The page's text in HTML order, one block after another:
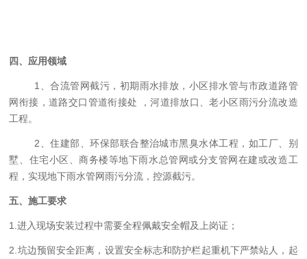
四、应用领域
1、合流管网截污，初期雨水排放，小区排水管与市政道路管
网衔接，道路交口管道衔接处 ，河道排放口、老小区雨污分流改造
工程。
2、住建部、环保部联合整治城市黑臭水体工程，如工厂、别
墅、住宅小区、商务楼等地下雨水总管网或分支管网在建或改造工
程，实现地下雨水管网雨污分流，控源截污。
五、施工要求
1.进入现场安装过程中需要全程佩戴安全帽及上岗证 ；
2. 坑边预留安全距离，设置安全标志和防护栏起重机下严禁站人，起